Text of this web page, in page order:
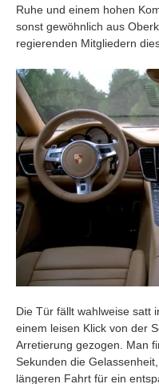
Ruhe und einem hohen
sonst gewöhnlich aus
regierenden Mitgliedern
Die Tür fällt wahlweise satt
einem leisen Klick von der
Arretierung gezogen. Man
Sekunden die
längeren Fahrt für ein